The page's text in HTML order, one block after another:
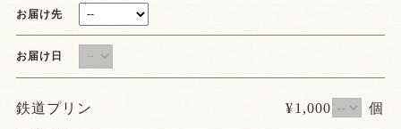
お届け先
お届け日
鉄道プリン ¥1,000 個